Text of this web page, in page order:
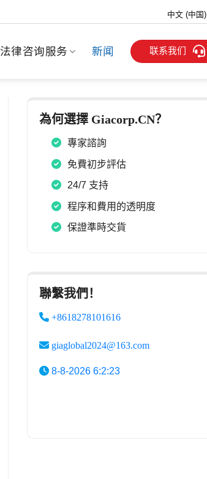
中文 (中国)
法律咨询服务 新闻 联系我们
為何選擇 Giacorp.CN？
專家諮詢
免費初步評估
24/7 支持
程序和費用的透明度
保證準時交貨
聯繫我們！
+8618278101616
giaglobal2024@163.com
8-8-2026 6:2:23